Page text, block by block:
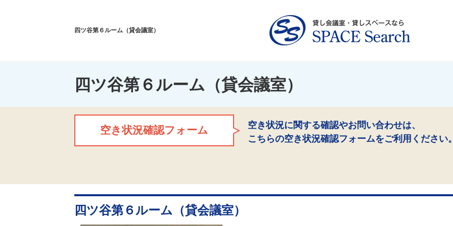
四ツ谷第６ルーム（貸会議室）
四ツ谷第６ルーム（貸会議室）
空き状況確認フォーム
空き状況に関する確認やお問い合わせは、
こちらの空き状況確認フォームをご利用ください
四ツ谷第６ルーム（貸会議室）